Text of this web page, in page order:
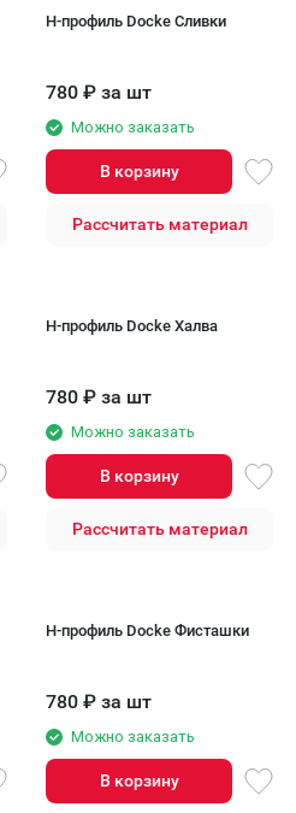
H-профиль Docke Сливки
780 ₽ за шт
Можно заказать
В корзину
Рассчитать материал
H-профиль Docke Халва
780 ₽ за шт
Можно заказать
В корзину
Рассчитать материал
H-профиль Docke Фисташки
780 ₽ за шт
Можно заказать
В корзину